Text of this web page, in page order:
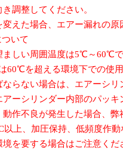
調整してください。
えた場合、エアー漏れの原
いて
しい周囲温度は5℃～60℃で
60℃を超える環境下での使
らない場合は、エアーシ
ーシリンダー内部のパッ
作不良が発生した場合、弊
上、加圧保持、低頻度作
を要する場合はご注意くだ